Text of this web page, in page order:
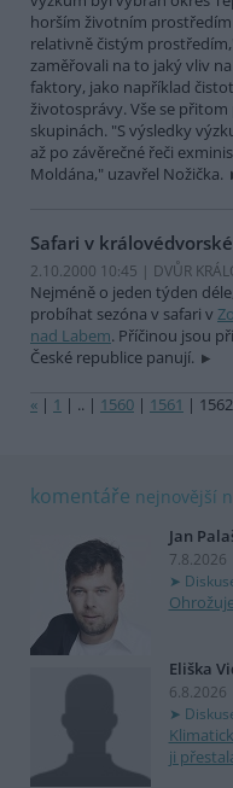
horším životním prostředím
relativně čistým
zaměřovali na to jaký vliv
faktory, jako například
životosprávy. Vše se
skupinách. "S výsledky
až po závěrečné řeči
Moldána," uzavřel Nožička.
Safari v
2.10.2000 10:45 | DVŮR
Nejméně o jeden týden
probíhat sezóna v safari v
nad Labem. Příčinou jsou
České republice panují.
« | 1 | .. | 1560 | 1561 | 1562
komentáře nejnovější
Jan
7.8.2026
Eliška
6.8.2026
ji